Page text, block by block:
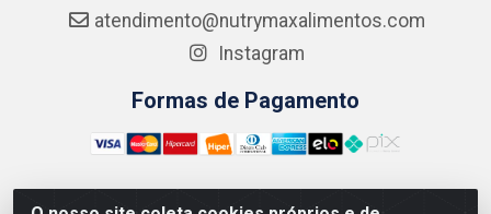
atendimento@nutrymaxalimentos.com
Instagram
Formas de Pagamento